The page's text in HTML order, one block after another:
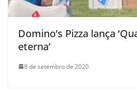
Domino’s Pizza lança
eterna’
8 de setembro de 2020